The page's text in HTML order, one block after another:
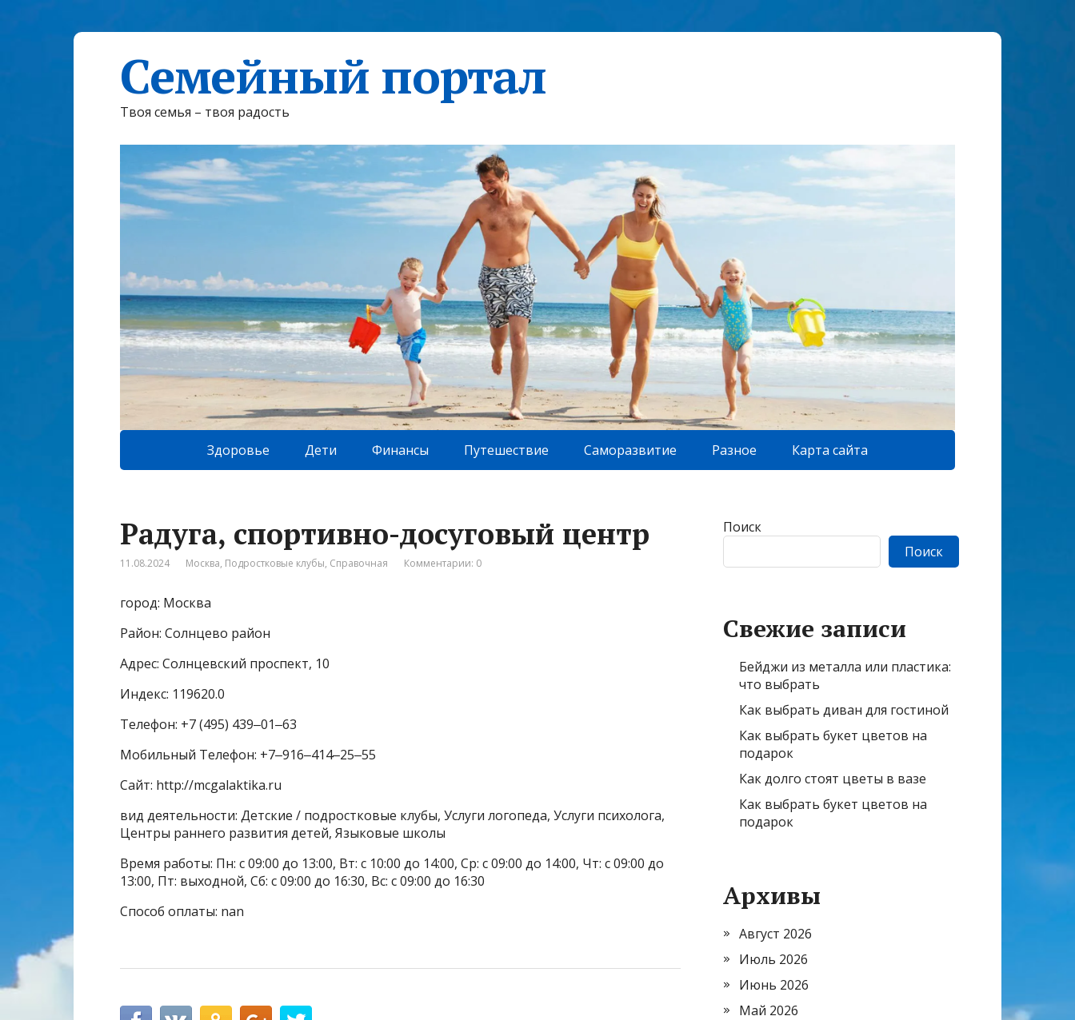
Семейный портал
Твоя семья – твоя радость
Здоровье Дети Финансы Путешествие Саморазвитие Разное Карта сайта
Радуга, спортивно-досуговый центр
11.08.2024 Москва, Подростковые клубы, Справочная Комментарии: 0
город: Москва
Район: Солнцево район
Адрес: Солнцевский проспект, 10
Индекс: 119620.0
Телефон: +7 (495) 439‒01‒63
Мобильный Телефон: +7‒916‒414‒25‒55
Сайт: http://mcgalaktika.ru
вид деятельности: Детские / подростковые клубы, Услуги логопеда, Услуги психолога,
Центры раннего развития детей, Языковые школы
Время работы: Пн: с 09:00 до 13:00, Вт: с 10:00 до 14:00, Ср: с 09:00 до 14:00, Чт: с 09:00 до
13:00, Пт: выходной, Сб: с 09:00 до 16:30, Вс: с 09:00 до 16:30
Способ оплаты: nan
Поиск
Поиск
Свежие записи
Бейджи из металла или пластика:
что выбрать
Как выбрать диван для гостиной
Как выбрать букет цветов на
подарок
Как долго стоят цветы в вазе
Как выбрать букет цветов на
подарок
Архивы
Август 2026
Июль 2026
Июнь 2026
Май 2026